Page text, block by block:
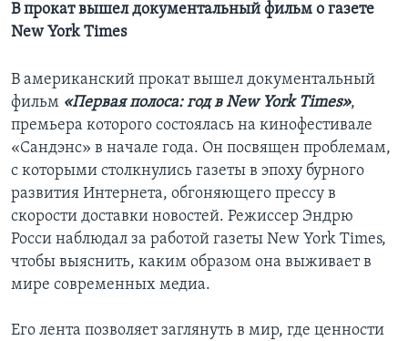
В прокат вышел документальный фильм о газете
New York Times
В американский прокат вышел документальный
фильм «Первая полоса: год в New York Times»,
премьера которого состоялась на кинофестивале
«Сандэнс» в начале года. Он посвящен проблемам,
с которыми столкнулись газеты в эпоху бурного
развития Интернета, обгоняющего прессу в
скорости доставки новостей. Режиссер Эндрю
Росси наблюдал за работой газеты New York Times,
чтобы выяснить, каким образом она выживает в
мире современных медиа.
Его лента позволяет заглянуть в мир, где ценности